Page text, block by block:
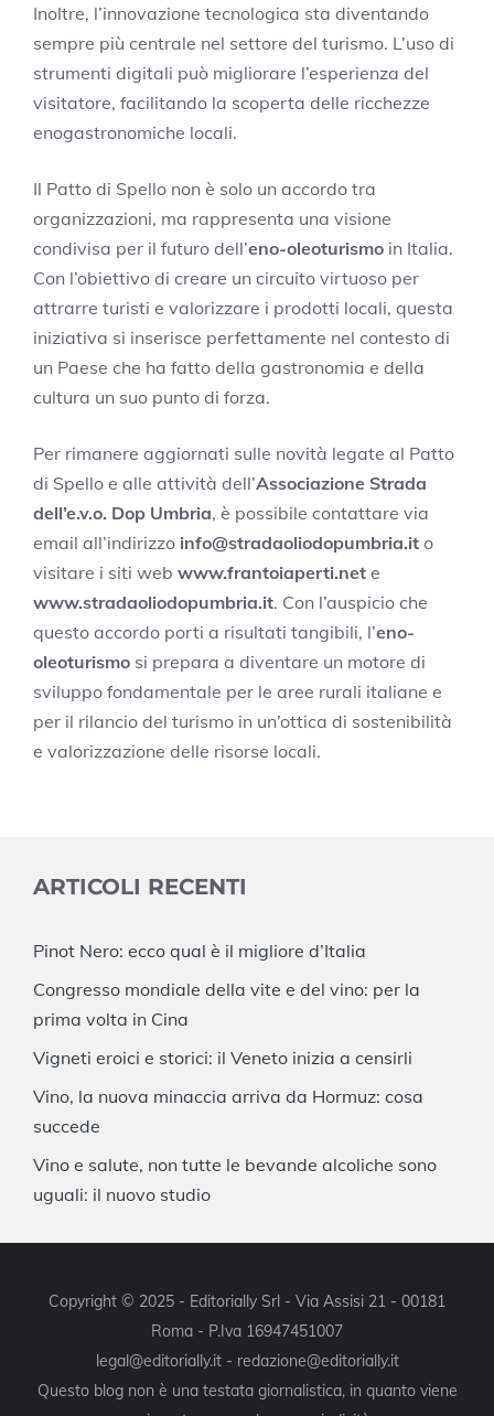
Inoltre, l’innovazione tecnologica sta diventando
sempre più centrale nel settore del turismo. L’uso di
strumenti digitali può migliorare l’esperienza del
visitatore, facilitando la scoperta delle ricchezze
enogastronomiche locali.
Il Patto di Spello non è solo un accordo tra
organizzazioni, ma rappresenta una visione
condivisa per il futuro dell’eno-oleoturismo in Italia.
Con l’obiettivo di creare un circuito virtuoso per
attrarre turisti e valorizzare i prodotti locali, questa
iniziativa si inserisce perfettamente nel contesto di
un Paese che ha fatto della gastronomia e della
cultura un suo punto di forza.
Per rimanere aggiornati sulle novità legate al Patto
di Spello e alle attività dell’Associazione Strada
dell’e.v.o. Dop Umbria, è possibile contattare via
email all’indirizzo info@stradaoliodopumbria.it o
visitare i siti web www.frantoiaperti.net e
www.stradaoliodopumbria.it. Con l’auspicio che
questo accordo porti a risultati tangibili, l’eno-
oleoturismo si prepara a diventare un motore di
sviluppo fondamentale per le aree rurali italiane e
per il rilancio del turismo in un’ottica di sostenibilità
e valorizzazione delle risorse locali.
ARTICOLI RECENTI
Pinot Nero: ecco qual è il migliore d’Italia
Congresso mondiale della vite e del vino: per la
prima volta in Cina
Vigneti eroici e storici: il Veneto inizia a censirli
Vino, la nuova minaccia arriva da Hormuz: cosa
succede
Vino e salute, non tutte le bevande alcoliche sono
uguali: il nuovo studio
Copyright © 2025 - Editorially Srl - Via Assisi 21 - 00181
Roma - P.Iva 16947451007
legal@editorially.it - redazione@editorially.it
Questo blog non è una testata giornalistica, in quanto viene